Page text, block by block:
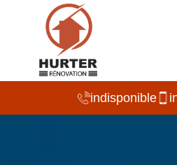
indisponible